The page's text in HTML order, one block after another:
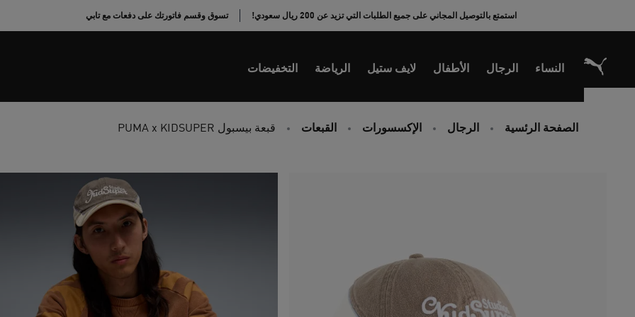
استمتع بالتوصيل المجاني على جميع الطلبات التي تزيد عن 200 ريال سعودي! تسوق وقسم فاتورتك على دفعات مع تابي
النساء الرجال الأطفال لايف ستيل الرياضة التخفيضات
الصفحة الرئسية الرجال الإكسسورات القبعات قبعة بيسبول PUMA x KIDSUPER